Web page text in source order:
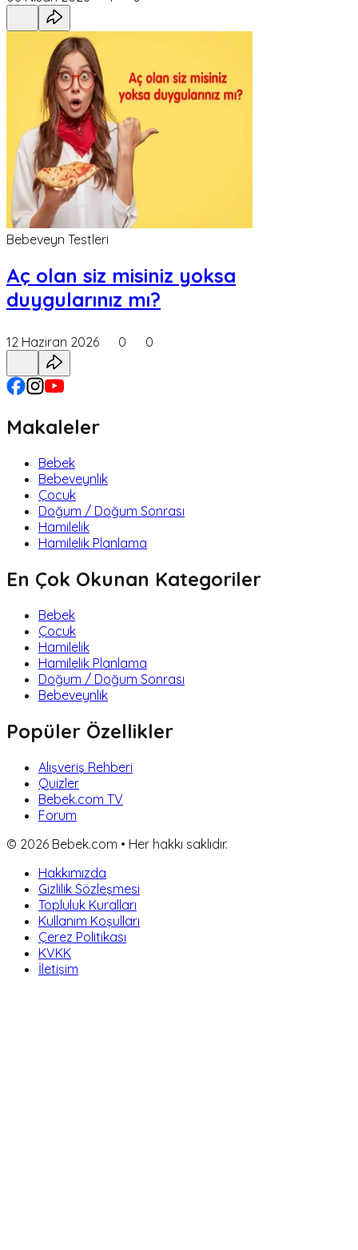
Bebeveyn Testleri
Aç olan siz misiniz yoksa
duygularınız mı?
12 Haziran 2026 0 0
Makaleler
Bebek
Bebeveynlik
Çocuk
Doğum / Doğum Sonrası
Hamilelik
Hamilelik Planlama
En Çok Okunan Kategoriler
Bebek
Çocuk
Hamilelik
Hamilelik Planlama
Doğum / Doğum Sonrası
Bebeveynlik
Popüler Özellikler
Alışveriş Rehberi
Quizler
Bebek.com TV
Forum
© 2026 Bebek.com • Her hakkı saklıdır.
Hakkımızda
Gizlilik Sözleşmesi
Topluluk Kuralları
Kullanım Koşulları
Çerez Politikası
KVKK
İletişim